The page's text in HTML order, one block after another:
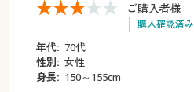
ご購入者様
購入確認済み
年代: 70代
性別: 女性
身長: 150～155cm